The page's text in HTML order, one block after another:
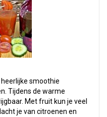
smoothie
Tijdens de warme
Met fruit kun je veel
je van citroenen en